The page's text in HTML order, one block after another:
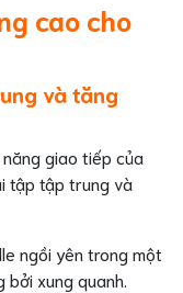
cao cho
và tăng
giao tiếp của
tập tập trung và
ngồi yên trong một
xung quanh.